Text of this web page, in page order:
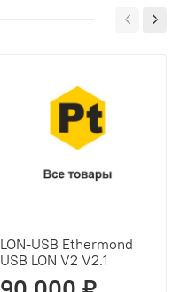
LON-USB Ethermond
USB LON V2 V2.1